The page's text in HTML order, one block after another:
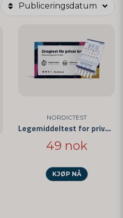
Publiceringsdatum
NORDICTEST
Legemiddeltest for privat bruk - Enkel å bruke og CE-merket
49 nok
KJØP NÅ